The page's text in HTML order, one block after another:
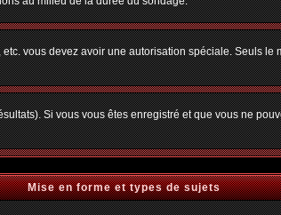
vous devez avoir une autorisation spéciale. Seuls
Si vous vous êtes enregistré et que vous ne
Mise en forme et types de sujets